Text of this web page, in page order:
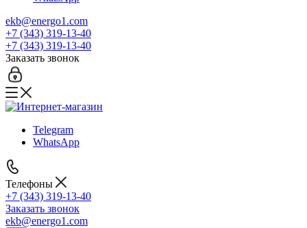
ekb@energo1.com
+7 (343) 319-13-40
+7 (343) 319-13-40
Заказать звонок
Telegram
WhatsApp
Телефоны
+7 (343) 319-13-40
Заказать звонок
ekb@energo1.com